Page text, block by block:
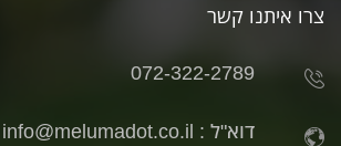
צרו איתנו קשר
072-322-2789
דוא"ל : info@melumadot.co.il